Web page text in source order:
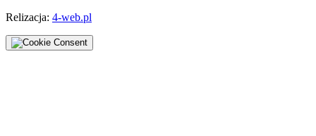
Relizacja: 4-web.pl